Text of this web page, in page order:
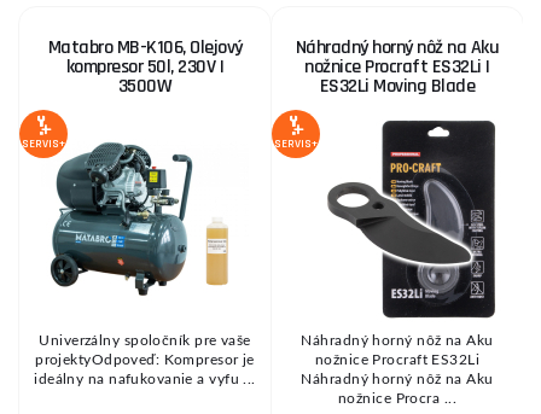
Matabro MB-K106, Olejový
kompresor 50l, 230V |
3500W
SERVIS+
Univerzálny spoločník pre vaše
projektyOdpoveď: Kompresor je
ideálny na nafukovanie a vyfu ...
Náhradný horný nôž na Aku
nožnice Procraft ES32Li |
ES32Li Moving Blade
SERVIS+
Náhradný horný nôž na Aku
nožnice Procraft ES32Li
Náhradný horný nôž na Aku
nožnice Procra ...